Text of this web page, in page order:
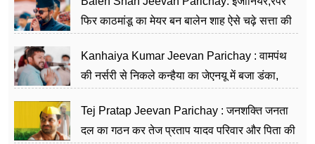
फिर काठमांडू का मेयर बन बालेन शाह ऐसे चढ़े सत्ता की
Kanhaiya Kumar Jeevan Parichay : वामपंथ
की नर्सरी से निकले कन्हैया का जेएनयू में बजा डंका,
Tej Pratap Jeevan Parichay : जनशक्ति जनता
दल का गठन कर तेज प्रताप यादव परिवार और पिता की